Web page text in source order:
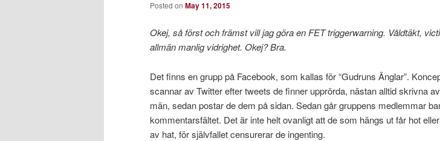
Posted on May 11, 2015
Okej, så först och främst vill jag göra en FET triggerwarning. Våldtäkt,
allmän manlig vidrighet. Okej? Bra.
Det finns en grupp på Facebook, som kallas för “Gudruns Änglar”.
scannar av Twitter efter tweets de finner upprörda, nästan alltid skrivna
män, sedan postar de dem på sidan. Sedan går gruppens medlemmar
kommentarsfältet. Det är inte helt ovanligt att de som hängs ut får hot
av hat, för självfallet censurerar de ingenting.